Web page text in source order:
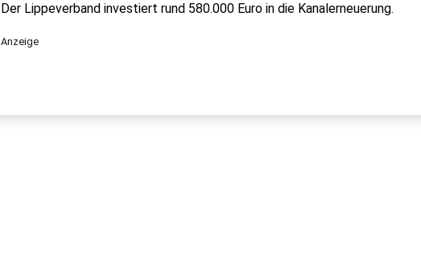
Der Lippeverband investiert rund 580.000 Euro in die Kanalerneuerung.
Anzeige